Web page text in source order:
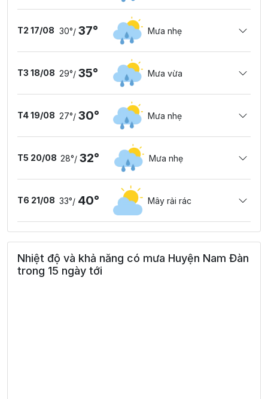
T2 17/08 30°/ 37° Mưa nhẹ
T3 18/08 29°/ 35° Mưa vừa
T4 19/08 27°/ 30° Mưa nhẹ
T5 20/08 28°/ 32° Mưa nhẹ
T6 21/08 33°/ 40° Mây rải rác
Nhiệt độ và khả năng có mưa Huyện Nam Đàn
trong 15 ngày tới